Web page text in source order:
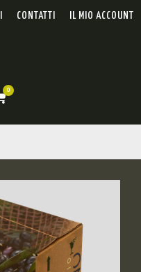
CONTATTI IL MIO ACCOUNT
0